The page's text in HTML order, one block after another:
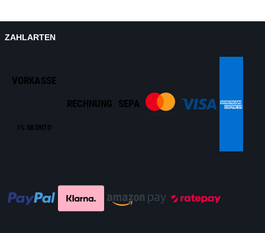
ZAHLARTEN
VORKASSE
1% SKONTO
RECHNUNG SEPA